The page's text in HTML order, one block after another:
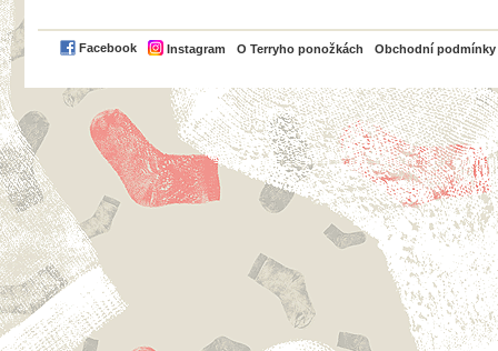
Facebook Instagram O Terryho ponožkách Obchodní podmínky
PayPal